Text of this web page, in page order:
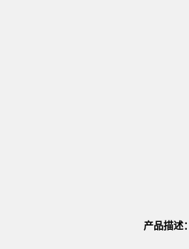
产品描述：